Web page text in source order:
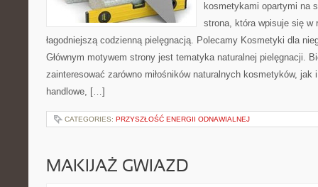
kosmetykami opartymi na
strona, która wpisuje się w
łagodniejszą codzienną pielęgnacją. Polecamy Kosmetyki dla
Głównym motywem strony jest tematyka naturalnej pielęgnacji.
zainteresować zarówno miłośników naturalnych kosmetyków, jak
handlowe, […]
CATEGORIES: PRZYSZŁOŚĆ ENERGII ODNAWIALNEJ
MAKIJAŻ GWIAZD